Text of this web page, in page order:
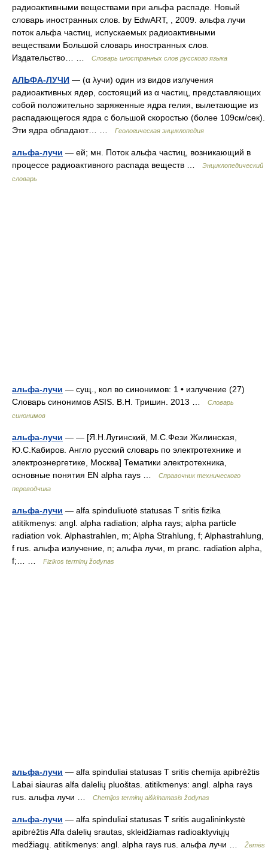
радиоактивными веществами при альфа распаде. Новый
словарь иностранных слов. by EdwART, , 2009. альфа лучи
поток альфа частиц, испускаемых радиоактивными
веществами Большой словарь иностранных слов.
Издательство… …
Словарь иностранных слов русского языка
АЛЬФА-ЛУЧИ — (α λучи) один из видов излучения
радиоактивных ядер, состоящий из α частиц, представляющих
собой положительно заряженные ядра гелия, вылетающие из
распадающегося ядра с большой скоростью (более 109см/сек).
Эти ядра обладают… …
Геологическая энциклопедия
альфа-лучи — ей; мн. Поток альфа частиц, возникающий в
процессе радиоактивного распада веществ …
Энциклопедический
словарь
альфа-лучи — сущ., кол во синонимов: 1 • излучение (27)
Словарь синонимов ASIS. В.Н. Тришин. 2013 …
Словарь
синонимов
альфа-лучи — — [Я.Н.Лугинский, М.С.Фези Жилинская,
Ю.С.Кабиров. Англо русский словарь по электротехнике и
электроэнергетике, Москва] Тематики электротехника,
основные понятия EN alpha rays …
Справочник технического
переводчика
альфа-лучи — alfa spinduliuotė statusas T sritis fizika
atitikmenys: angl. alpha radiation; alpha rays; alpha particle
radiation vok. Alphastrahlen, m; Alpha Strahlung, f; Alphastrahlung,
f rus. альфа излучение, n; альфа лучи, m pranc. radiation alpha,
f;… …
Fizikos terminų žodynas
альфа-лучи — alfa spinduliai statusas T sritis chemija apibrėžtis
Labai siauras alfa dalelių pluoštas. atitikmenys: angl. alpha rays
rus. альфа лучи …
Chemijos terminų aiškinamasis žodynas
альфа-лучи — alfa spinduliai statusas T sritis augalininkystė
apibrėžtis Alfa dalelių srautas, skleidžiamas radioaktyviųjų
medžiagų. atitikmenys: angl. alpha rays rus. альфа лучи …
Žemės